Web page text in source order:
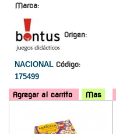
Marca:
Origen:
NACIONAL Código:
175499
Agregar al carrito Mas